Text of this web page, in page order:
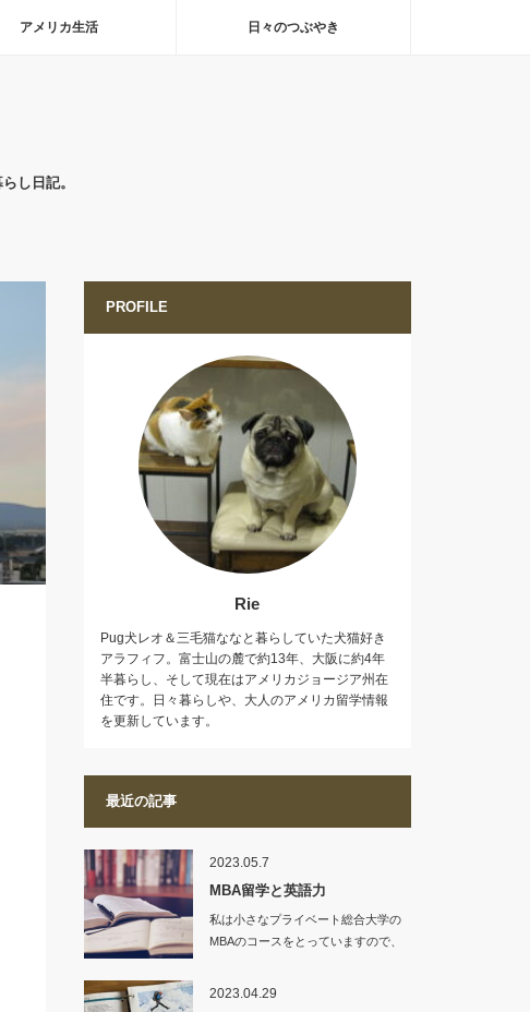
アメリカ生活 日々のつぶやき
し日記。
PROFILE
Rie
Pug犬レオ＆三毛猫ななと暮らしていた犬猫好き
アラフィフ。富士山の麓で約13年、大阪に約4年
半暮らし、そして現在はアメリカジョージア州在
住です。日々暮らしや、大人のアメリカ留学情報
を更新しています。
最近の記事
2023.05.7
MBA留学と英語力
私は小さなプライベート総合大学の
MBAのコースをとっていますので、
2023.04.29